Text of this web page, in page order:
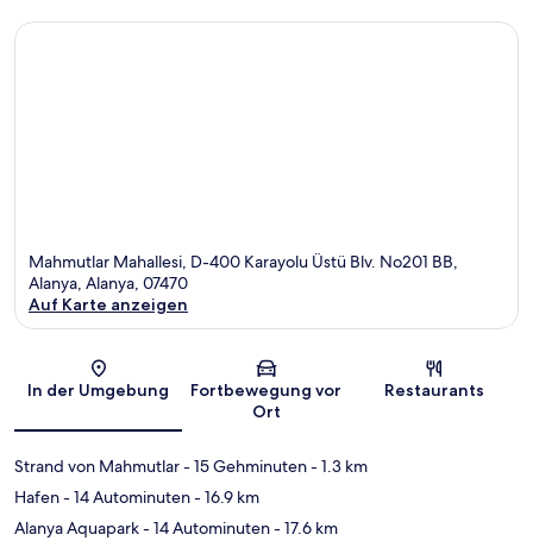
Mahmutlar Mahallesi, D-400 Karayolu Üstü Blv. No201 BB,
Alanya, Alanya, 07470
Auf Karte anzeigen
In der Umgebung
Fortbewegung vor
Ort
Restaurants
Strand von Mahmutlar- 15 Gehminuten- 1.3 km
Hafen- 14 Autominuten- 16.9 km
Alanya Aquapark- 14 Autominuten- 17.6 km